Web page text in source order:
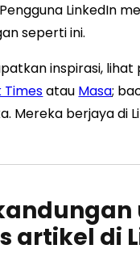
LinkedIn
seperti ini.
inspirasi,
Timesatau Masa;
Mereka berjaya di
artikel di